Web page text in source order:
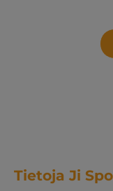
Tietoja Ji